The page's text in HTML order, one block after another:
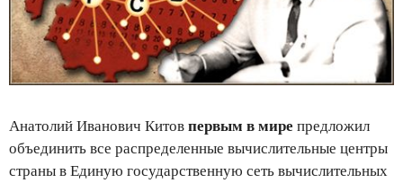
Анатолий Иванович Китов первым в мире предложил
объединить все распределенные вычислительные центры
страны в Единую государственную сеть вычислительных